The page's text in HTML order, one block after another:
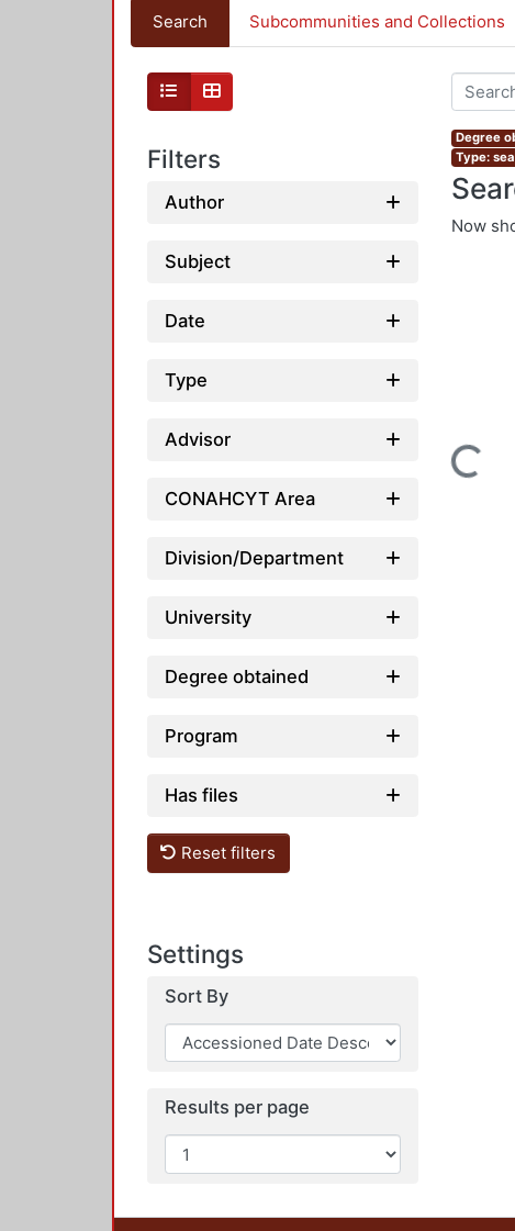
Search Subcommunities and Collections
Filters
Author
Subject
Date
Type
Advisor
CONAHCYT Area
Division/Department
University
Degree obtained
Program
Has files
Reset filters
Settings
Sort By
Results per page
Degree
Type:
Now
Loading...